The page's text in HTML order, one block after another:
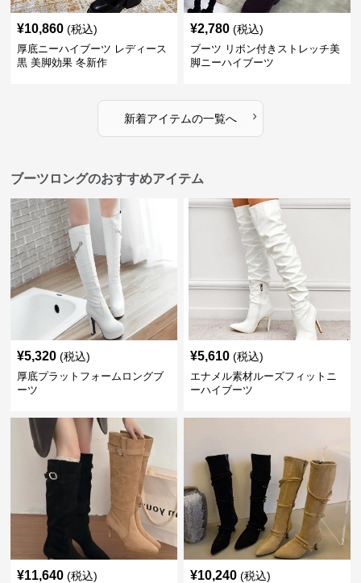
¥10,860 (税込)
厚底ニーハイブーツ レディース
黒 美脚効果 冬新作
¥2,780 (税込)
ブーツ リボン付きストレッチ美
脚ニーハイブーツ
新着アイテムの一覧へ ›
ブーツロングのおすすめアイテム
¥5,320 (税込)
厚底プラットフォームロングブ
ーツ
¥5,610 (税込)
エナメル素材ルーズフィットニ
ーハイブーツ
¥11,640 (税込) ¥10,240 (税込)